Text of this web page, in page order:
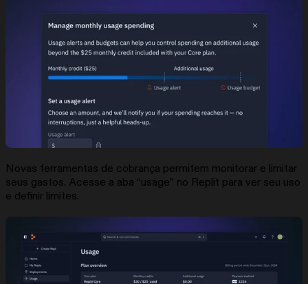
Novas ferramentas de cobrança permitem monitorar e limitar
seus gastos. Acesse a aba “usage” no Replit para ver seu uso
e definir limites.